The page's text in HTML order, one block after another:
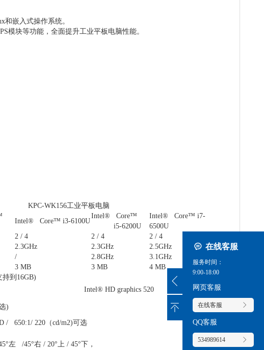
和嵌入式操作系统。
模块等功能，全面提升工业平板电脑性能。
业平板电脑
Intel® Core™ i3-6100U
Intel® Core™
i5-6200U
Intel® Core™ i7-
6500U
2 / 4 2 / 4
2 / 4
2.3GHz 2.3GHz
2.5GHz
/ 2.8GHz
3.1GHz
3 MB 3 MB
4 MB
到16GB)
Intel® HD graphics 520
)
/ 650:1/ 220（cd/m2)可选
左 /45°右 / 20°上 / 45°下，
在线客服
服务时间：
9:00-18:00
网页客服
在线客服
QQ客服
534989614